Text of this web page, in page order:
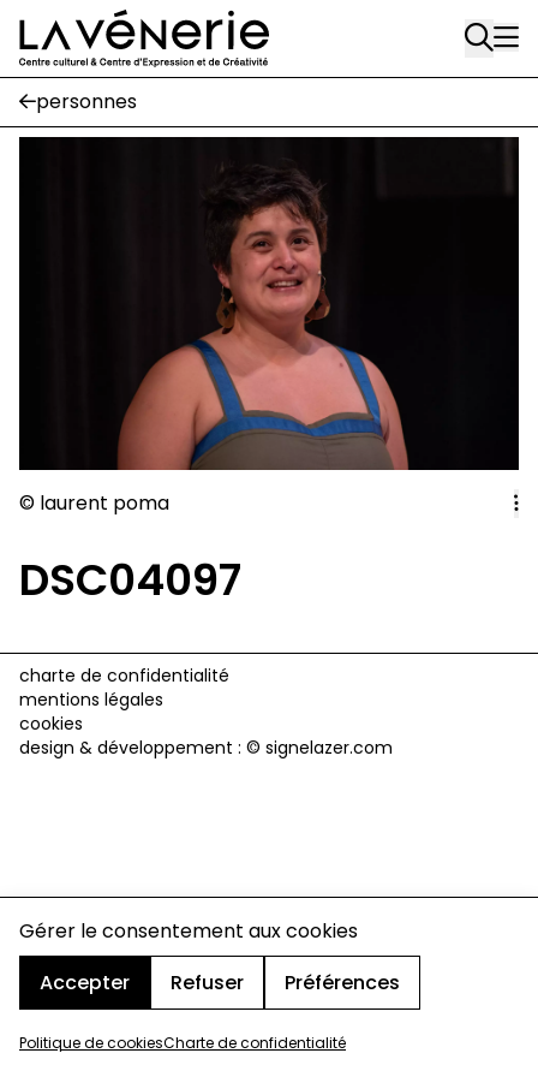
Gérer le consentement aux cookies
Accepter
Refuser Préférences
Politique de cookiesCharte de confidentialité
Aller au contenu principal
Rue Gratès, 3
1170 Watermael-Boitsfort
02 663 85 50
1170 Watermael-Boitsfort
Journal Vénerie- version papier
A
personnes
© laurent poma
DSC04097
charte de confidentialité
mentions légales
cookies
design & développement : © signelazer.com